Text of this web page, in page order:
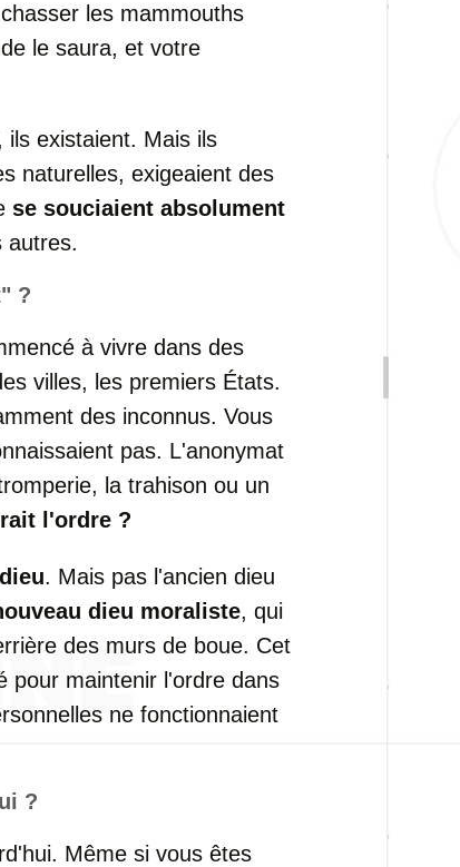
les mammouths
le saura, et votre
ils existaient. Mais ils
naturelles, exigeaient des
se souciaient absolument
autres.
?
à vivre dans des
villes, les premiers États.
des inconnus. Vous
pas. L'anonymat
la trahison ou un
l'ordre ?
. Mais pas l'ancien dieu
dieu moraliste, qui
des murs de boue. Cet
pour maintenir l'ordre dans
ne fonctionnaient
?
Même si vous êtes